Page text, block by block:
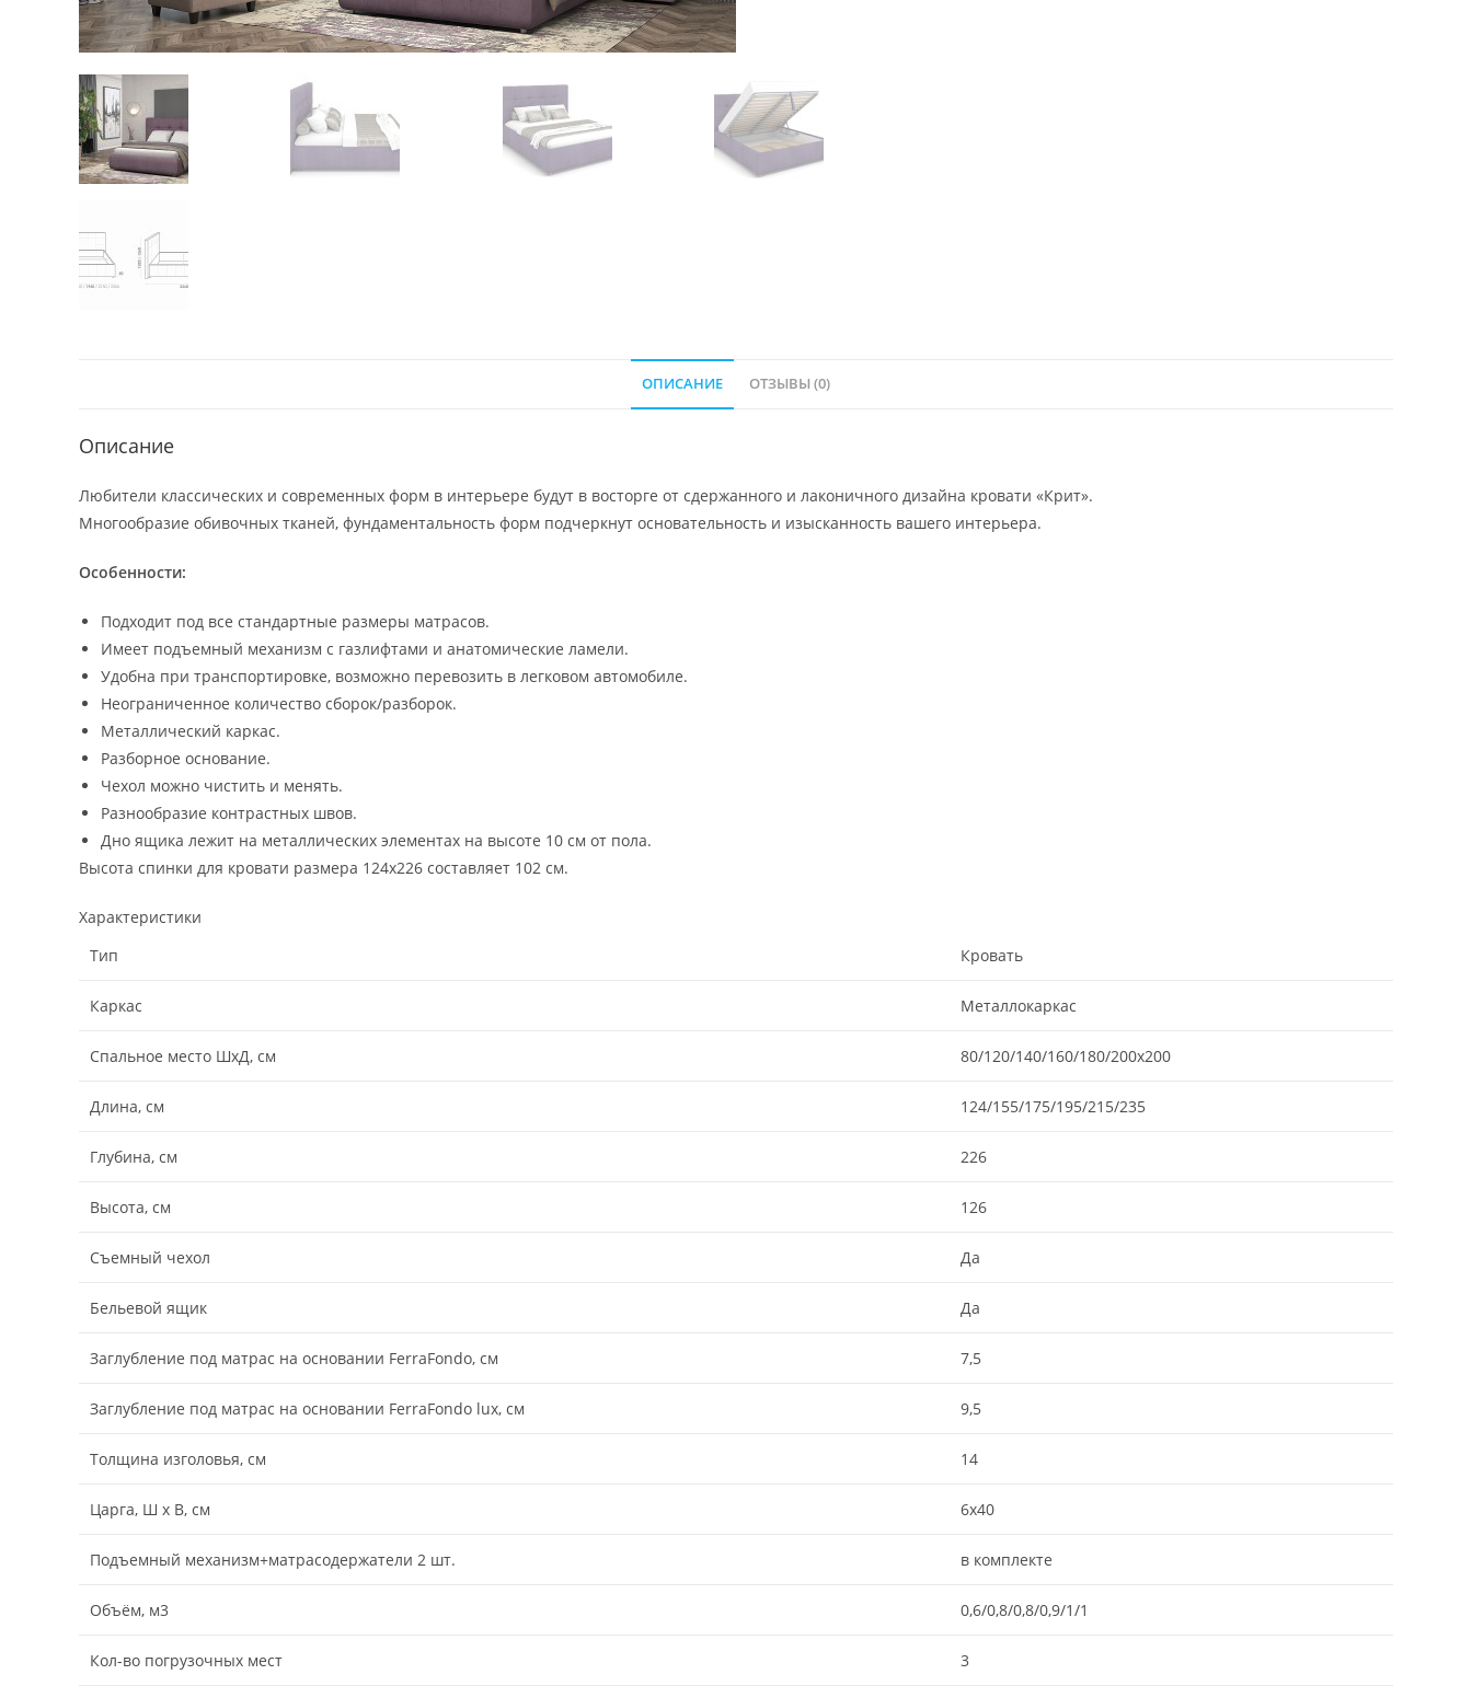
ОПИСАНИЕ ОТЗЫВЫ (0)
Описание
Любители классических и современных форм в интерьере будут в восторге от сдержанного и лаконичного дизайна кровати «Крит».
Многообразие обивочных тканей, фундаментальность форм подчеркнут основательность и изысканность вашего интерьера.
Особенности:
Подходит под все стандартные размеры матрасов.
Имеет подъемный механизм с газлифтами и анатомические ламели.
Удобна при транспортировке, возможно перевозить в легковом автомобиле.
Неограниченное количество сборок/разборок.
Металлический каркас.
Разборное основание.
Чехол можно чистить и менять.
Разнообразие контрастных швов.
Дно ящика лежит на металлических элементах на высоте 10 см от пола.
Высота спинки для кровати размера 124х226 составляет 102 см.
Характеристики
Тип
Кровать
Каркас Металлокаркас
Спальное место ШхД, см 80/120/140/160/180/200х200
Длина, см 124/155/175/195/215/235
Глубина, см 226
Высота, см 126
Съемный чехол Да
Бельевой ящик Да
Заглубление под матрас на основании FerraFondo, см 7,5
Заглубление под матрас на основании FerraFondo lux, см 9,5
Толщина изголовья, см 14
Царга, Ш х В, см 6х40
Подъемный механизм+матрасодержатели 2 шт. в комплекте
Объём, м3 0,6/0,8/0,8/0,9/1/1
Кол-во погрузочных мест 3